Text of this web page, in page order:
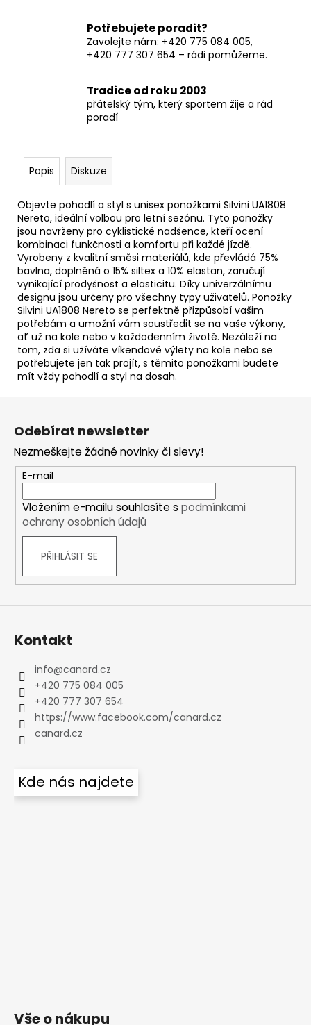
Potřebujete poradit?
Zavolejte nám: +420 775 084 005,
+420 777 307 654 – rádi pomůžeme.
Tradice od roku 2003
přátelský tým, který sportem žije a rád
poradí
Popis Diskuze
Objevte pohodlí a styl s unisex ponožkami Silvini UA1808
Nereto, ideální volbou pro letní sezónu. Tyto ponožky
jsou navrženy pro cyklistické nadšence, kteří ocení
kombinaci funkčnosti a komfortu při každé jízdě.
Vyrobeny z kvalitní směsi materiálů, kde převládá 75%
bavlna, doplněná o 15% siltex a 10% elastan, zaručují
vynikající prodyšnost a elasticitu. Díky univerzálnímu
designu jsou určeny pro všechny typy uživatelů. Ponožky
Silvini UA1808 Nereto se perfektně přizpůsobí vašim
potřebám a umožní vám soustředit se na vaše výkony,
ať už na kole nebo v každodenním životě. Nezáleží na
tom, zda si užíváte víkendové výlety na kole nebo se
potřebujete jen tak projít, s těmito ponožkami budete
mít vždy pohodlí a styl na dosah.
Z
Odebírat newsletter
Nezmeškejte žádné novinky či slevy!
E-mail
Vložením e-mailu souhlasíte s podmínkami
ochrany osobních údajů
PŘIHLÁSIT SE
Kontakt
info@canard.cz
+420 775 084 005
+420 777 307 654
https://www.facebook.com/canard.cz
canard.cz
Kde nás najdete
Vše o nákupu